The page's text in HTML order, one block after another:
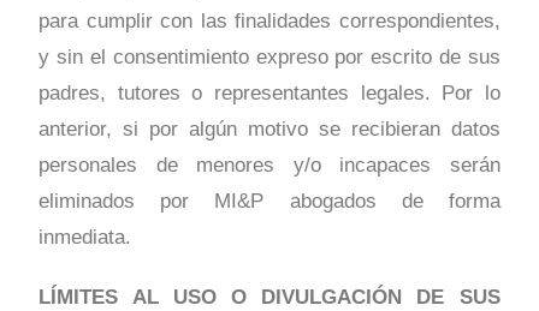
para cumplir con las finalidades correspondientes,
y sin el consentimiento expreso por escrito de sus
padres, tutores o representantes legales. Por lo
anterior, si por algún motivo se recibieran datos
personales de menores y/o incapaces serán
eliminados por MI&P abogados de forma
inmediata.
LÍMITES AL USO O DIVULGACIÓN DE SUS